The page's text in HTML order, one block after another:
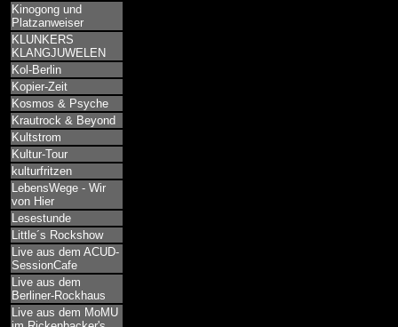
Kinogong und
Platzanweiser
KLUNKERS
KLANGJUWELEN
Kol-Berlin
Kopier-Zeit
Kosmos & Psyche
Krautrock & Beyond
Kultstrom
Kultur-Tour
kulturfritzen
LebensWege - Wir
von Hier
Lesestunde
Little´s Rockshow
Live aus dem ACUD-
SessionCafe
Live aus dem
Berliner-Rockhaus
Live aus dem MoMU